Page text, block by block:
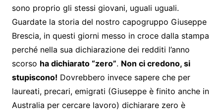
sono proprio gli stessi giovani, uguali uguali.
Guardate la storia del nostro capogruppo Giuseppe
Brescia, in questi giorni messo in croce dalla stampa
perché nella sua dichiarazione dei redditi l’anno
scorso ha dichiarato “zero”. Non ci credono, si
stupiscono! Dovrebbero invece sapere che per
laureati, precari, emigrati (Giuseppe è finito anche in
Australia per cercare lavoro) dichiarare zero è